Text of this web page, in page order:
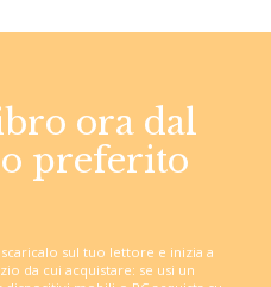
ora dal
preferito
scaricalo sul tuo lettore e inizia a
da cui acquistare: se usi un